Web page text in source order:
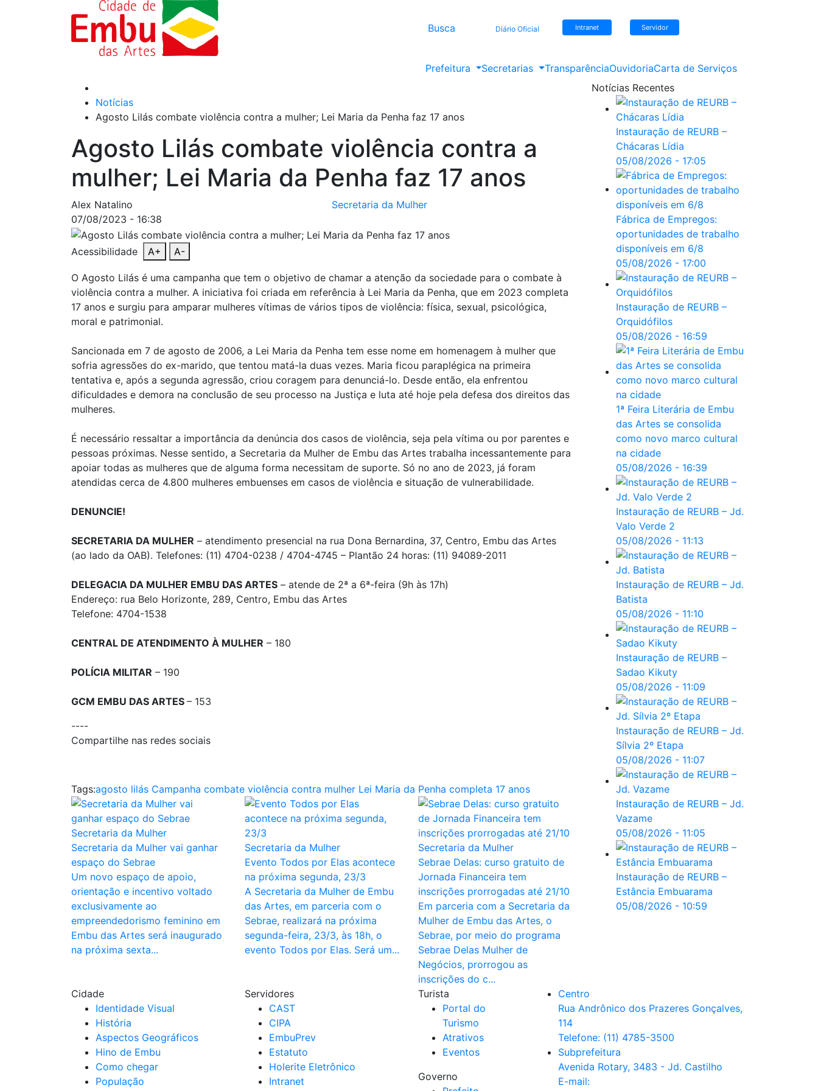
Busca Diário Oficial Intranet Servidor
Prefeitura Secretarias TransparênciaOuvidoriaCarta de Serviços
Notícias
Agosto Lilás combate violência contra a mulher; Lei Maria da Penha faz 17 anos
Agosto Lilás combate violência contra a
mulher; Lei Maria da Penha faz 17 anos
Alex Natalino
07/08/2023 - 16:38
Secretaria da Mulher
Acessibilidade A+ A-
O Agosto Lilás é uma campanha que tem o objetivo de chamar a atenção da sociedade para o combate à
violência contra a mulher. A iniciativa foi criada em referência à Lei Maria da Penha, que em 2023 completa
17 anos e surgiu para amparar mulheres vítimas de vários tipos de violência: física, sexual, psicológica,
moral e patrimonial.
Sancionada em 7 de agosto de 2006, a Lei Maria da Penha tem esse nome em homenagem à mulher que
sofria agressões do ex-marido, que tentou matá-la duas vezes. Maria ficou paraplégica na primeira
tentativa e, após a segunda agressão, criou coragem para denunciá-lo. Desde então, ela enfrentou
dificuldades e demora na conclusão de seu processo na Justiça e luta até hoje pela defesa dos direitos das
mulheres.
É necessário ressaltar a importância da denúncia dos casos de violência, seja pela vítima ou por parentes e
pessoas próximas. Nesse sentido, a Secretaria da Mulher de Embu das Artes trabalha incessantemente para
apoiar todas as mulheres que de alguma forma necessitam de suporte. Só no ano de 2023, já foram
atendidas cerca de 4.800 mulheres embuenses em casos de violência e situação de vulnerabilidade.
DENUNCIE!
SECRETARIA DA MULHER – atendimento presencial na rua Dona Bernardina, 37, Centro, Embu das Artes
(ao lado da OAB). Telefones: (11) 4704-0238 / 4704-4745 – Plantão 24 horas: (11) 94089-2011
DELEGACIA DA MULHER EMBU DAS ARTES – atende de 2ª a 6ª-feira (9h às 17h)
Endereço: rua Belo Horizonte, 289, Centro, Embu das Artes
Telefone: 4704-1538
CENTRAL DE ATENDIMENTO À MULHER – 180
POLÍCIA MILITAR – 190
GCM EMBU DAS ARTES – 153
----
Compartilhe nas redes sociais
Tags:agosto lilás Campanha combate violência contra mulher Lei Maria da Penha completa 17 anos
Secretaria da Mulher
Secretaria da Mulher vai ganhar
espaço do Sebrae
Um novo espaço de apoio,
orientação e incentivo voltado
exclusivamente ao
empreendedorismo feminino em
Embu das Artes será inaugurado
na próxima sexta...
Secretaria da Mulher
Evento Todos por Elas acontece
na próxima segunda, 23/3
A Secretaria da Mulher de Embu
das Artes, em parceria com o
Sebrae, realizará na próxima
segunda-feira, 23/3, às 18h, o
evento Todos por Elas. Será um...
Secretaria da Mulher
Sebrae Delas: curso gratuito de
Jornada Financeira tem
inscrições prorrogadas até 21/10
Em parceria com a Secretaria da
Mulher de Embu das Artes, o
Sebrae, por meio do programa
Sebrae Delas Mulher de
Negócios, prorrogou as
inscrições do c...
Notícias Recentes
Instauração de REURB –
Chácaras Lídia
05/08/2026 - 17:05
Fábrica de Empregos:
oportunidades de trabalho
disponíveis em 6/8
05/08/2026 - 17:00
Instauração de REURB –
Orquidófilos
05/08/2026 - 16:59
1ª Feira Literária de Embu
das Artes se consolida
como novo marco cultural
na cidade
05/08/2026 - 16:39
Instauração de REURB – Jd.
Valo Verde 2
05/08/2026 - 11:13
Instauração de REURB – Jd.
Batista
05/08/2026 - 11:10
Instauração de REURB –
Sadao Kikuty
05/08/2026 - 11:09
Instauração de REURB – Jd.
Sílvia 2º Etapa
05/08/2026 - 11:07
Instauração de REURB – Jd.
Vazame
05/08/2026 - 11:05
Instauração de REURB –
Estância Embuarama
05/08/2026 - 10:59
Cidade
Identidade Visual
História
Aspectos Geográficos
Hino de Embu
Como chegar
População
Servidores
CAST
CIPA
EmbuPrev
Estatuto
Holerite Eletrônico
Intranet
Turista
Portal do
Turismo
Atrativos
Eventos
Governo
Centro
Rua Andrônico dos Prazeres Gonçalves,
114
Telefone: (11) 4785-3500
Subprefeitura
Avenida Rotary, 3483 - Jd. Castilho
E-mail: